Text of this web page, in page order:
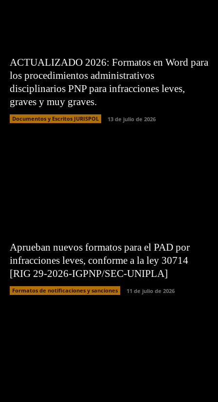
ACTUALIZADO 2026: Formatos en Word para
los procedimientos administrativos
disciplinarios PNP para infracciones leves,
graves y muy graves.
Documentos y Escritos JURISPOL 13 de julio de 2026
Aprueban nuevos formatos para el PAD por
infracciones leves, conforme a la ley 30714
[RIG 29-2026-IGPNP/SEC-UNIPLA]
Formatos de notificaciones y sanciones 11 de julio de 2026